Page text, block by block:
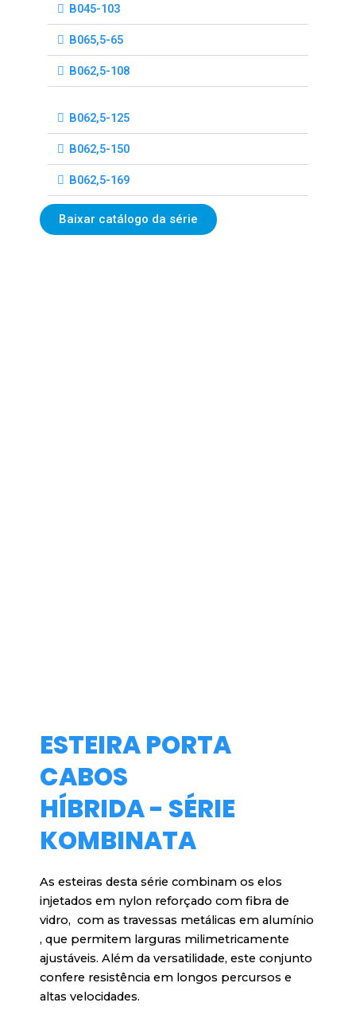
B045-103
B065,5-65
B062,5-108
B062,5-125
B062,5-150
B062,5-169
Baixar catálogo da série
ESTEIRA PORTA
CABOS
HÍBRIDA - SÉRIE
KOMBINATA
As esteiras desta série combinam os elos
injetados em nylon reforçado com fibra de
vidro, com as travessas metálicas em alumínio
, que permitem larguras milimetricamente
ajustáveis. Além da versatilidade, este conjunto
confere resistência em longos percursos e
altas velocidades.